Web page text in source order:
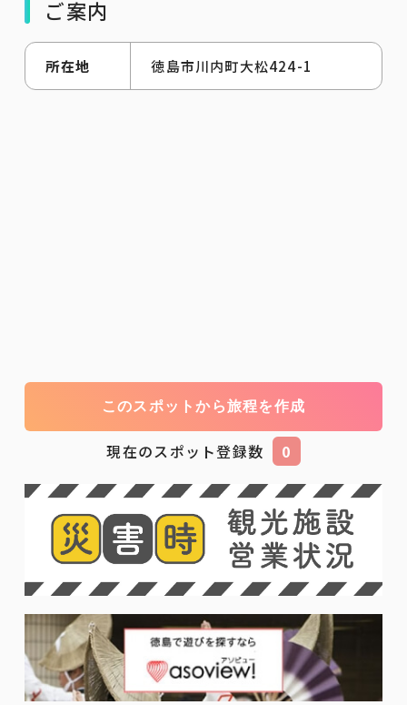
ご案内
所在地 徳島市川内町大松424-1
このスポットから旅程を作成
現在のスポット登録数 0